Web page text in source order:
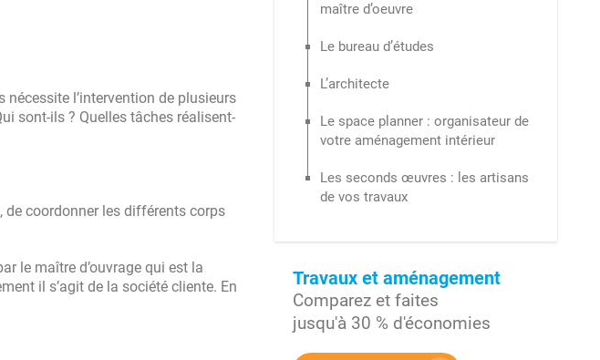
Conception de plans et Suivi de chantier
Autres types de travaux
l’intervention de plusieurs
sont-ils ? Quelles tâches réalisent-
de coordonner les différents corps
le maître d’ouvrage qui est la
il s’agit de la société cliente. En
maître d’oeuvre
Le bureau d’études
L’architecte
Le space planner : organisateur de
votre aménagement intérieur
Les seconds œuvres : les artisans
de vos travaux
Travaux et aménagement
Comparez et faites
jusqu'à 30 % d'économies